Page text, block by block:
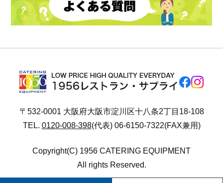
〒532-0001 大阪府大阪市淀川区十八条2丁目18-108
TEL. 0120-008-398(代表) 06-6150-7322(FAX兼用)
Copyright(C) 1956 CATERING EQUIPMENT
All rights Reserved.